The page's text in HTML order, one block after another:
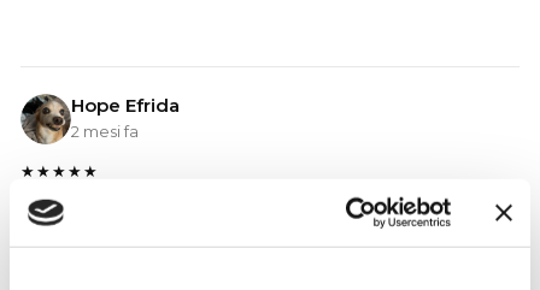
Hope Efrida
2 mesi fa
★★★★★
Ho acquistato un contrabbasso elettrico Stanzani, un